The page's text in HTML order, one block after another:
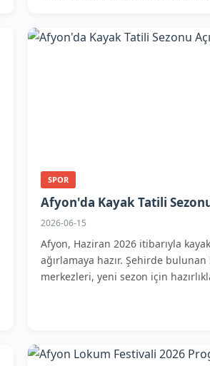
SPOR
Afyon'da Kayak Tatili Sezonu
2026-06-15
Afyon, Haziran 2026 itibarıyla
ağırlamaya hazır. Şehirde bulunan
merkezleri, yeni sezon için